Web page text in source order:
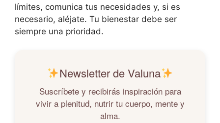
límites, comunica tus necesidades y, si es
necesario, aléjate. Tu bienestar debe ser
siempre una prioridad.​
Newsletter de Valuna
Suscríbete y recibirás inspiración para
vivir a plenitud, nutrir tu cuerpo, mente y
alma.